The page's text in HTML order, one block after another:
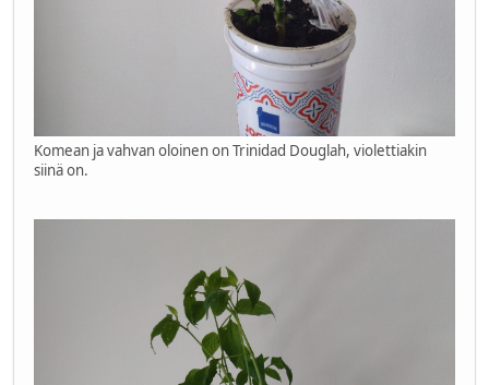
Komean ja vahvan oloinen on Trinidad Douglah, violettiakin
siinä on.